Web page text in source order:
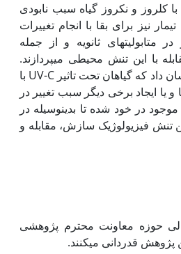
کلروز و نکروز گیاه سبب نابودی
نیز برای بقا با انجام تغییرات
در متابولیت­های ثانویه و از جمله
با این تنش محیطی می‏پردازند.
چنانکه نتایج حاصله نیز نشان داد که گیاهان تحت تاثیر UV-C با
یا ایجاد برخی دیگر سبب تغییر در
موجود در خود شده تا بدینوسیله در
تنش فیزیولوژیک سازش، مقابله و
حوزه معاونت محترم پژوهشی
پژوهش قدردانی می­کنند.